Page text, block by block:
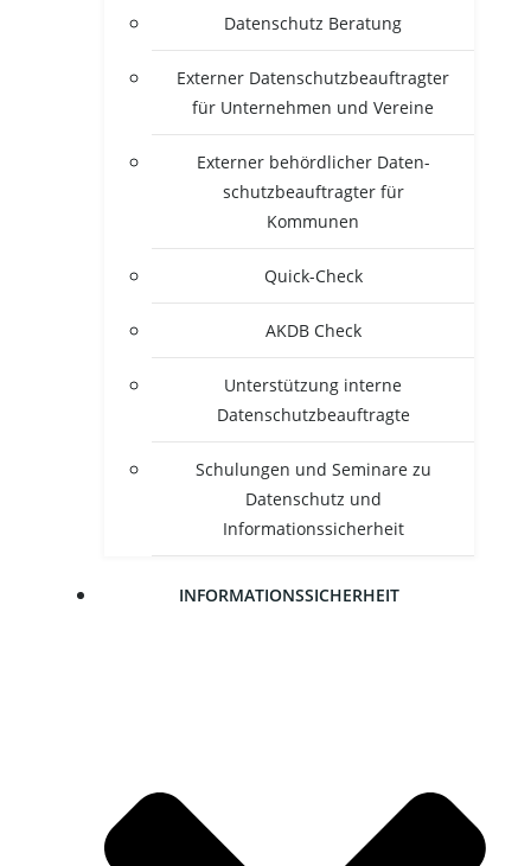
Daten­schutz Beratung
Exter­ner Daten­schutz­be­auf­trag­ter
für Unter­neh­men und Vereine
Exter­ner behörd­li­cher Daten­
schutz­be­auf­trag­ter für
Kommunen
Quick-Check
AKDB Check
Unter­stüt­zung inter­ne
Datenschutzbeauftragte
Schu­lun­gen und Semi­na­re zu
Daten­schutz und
Informationssicherheit
INFOR­MA­TI­ONS­SI­CHER­HEIT